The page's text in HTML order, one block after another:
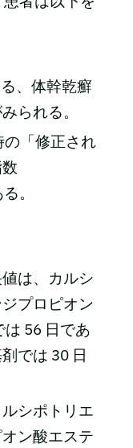
、体幹乾癬
られる。
の「修正され
。
は、カルシ
プロピオン
56 日であ
では 30 日
シポトリエ
ン酸エステ